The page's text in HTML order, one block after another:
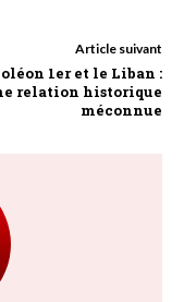
Article suivant
1er et le Liban :
relation historique
méconnue